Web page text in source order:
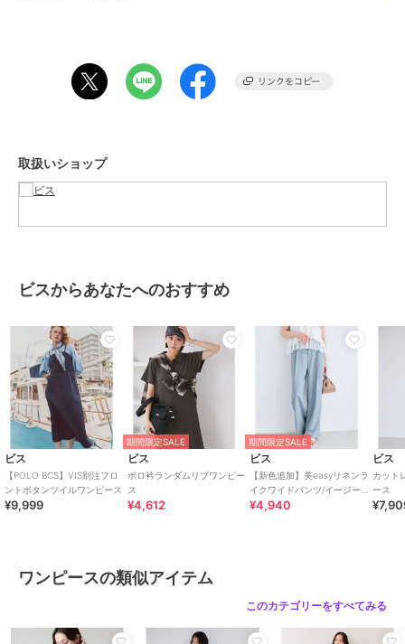
【おすすめのスタイリング】
袖や見頃がスッキリしているので、ブルゾンやジャケットの下に合わ
裏地：なし
光沢感：なし
-----------------------------
モデル身長：160cm 着用サイズ：F
※画像の商品はサンプルです。 実際の商品と仕様、加工、サイズが若
干異なる場合がございます。
※画像によっては実際の色味と異なる場合があります。正しい色味は
生地アップ画像をご確認ください。
期間限定セール開催中
ブランド ビス
ワンピース
カラー
ネイビー(40)、チャコール(06)、ブ
取扱いショップ
ビスからあなたへのおすすめ
ビス
【POLO BCS】VIS別注フロ
ントボタンツイルワンピース
¥9,999
期間限定SALE
ビス
ポロ衿ランダムリブワンピー
ス
¥4,612
期間限定SALE
ビス
【新色追加】美easyリネンラ
イクワイドパンツ/イージーケ
ア・接触冷感・セットアップ
¥4,940
ビス
カット
ース
ワンピースの類似アイテム
このカテゴリーをすべてみる